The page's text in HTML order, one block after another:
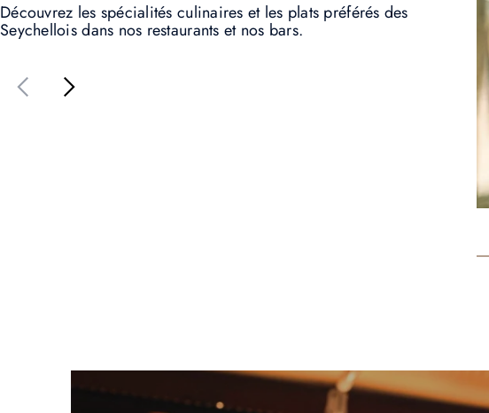
Découvrez les spécialités culinaires et les plats préférés des
Seychellois dans nos restaurants et nos bars.